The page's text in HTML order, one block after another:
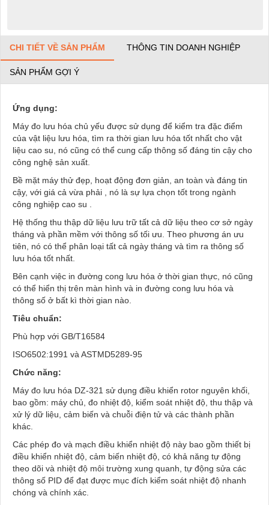
CHI TIẾT VỀ SẢN PHẨM THÔNG TIN DOANH NGHIỆP
SẢN PHẨM GỢI Ý
Ứng dụng:
Máy đo lưu hóa chủ yếu được sử dụng để kiểm tra đặc điểm
của vật liệu lưu hóa, tìm ra thời gian lưu hóa tốt nhất cho vật
liệu cao su, nó cũng có thể cung cấp thông số đáng tin cậy cho
công nghệ sản xuất.
Bề mặt máy thử đẹp, hoạt động đơn giản, an toàn và đáng tin
cậy, với giá cả vừa phải , nó là sự lựa chọn tốt trong ngành
công nghiệp cao su .
Hệ thống thu thập dữ liệu lưu trữ tất cả dữ liệu theo cơ sở ngày
tháng và phần mềm với thông số tối ưu. Theo phương án ưu
tiên, nó có thể phân loại tất cả ngày tháng và tìm ra thông số
lưu hóa tốt nhất.
Bên cạnh việc in đường cong lưu hóa ở thời gian thực, nó cũng
có thể hiển thị trên màn hình và in đường cong lưu hóa và
thông số ở bất kì thời gian nào.
Tiêu chuẩn:
Phù hợp với GB/T16584
ISO6502:1991 và ASTMD5289-95
Chức năng:
Máy đo lưu hóa DZ-321 sử dụng điều khiển rotor nguyên khối,
bao gồm: máy chủ, đo nhiệt độ, kiểm soát nhiệt độ, thu thập và
xử lý dữ liệu, cảm biến và chuỗi điện tử và các thành phần
khác.
Các phép đo và mạch điều khiển nhiệt độ này bao gồm thiết bị
điều khiển nhiệt độ, cảm biến nhiệt độ, có khả năng tự động
theo dõi và nhiệt độ môi trường xung quanh, tự động sửa các
thông số PID để đạt được mục đích kiểm soát nhiệt độ nhanh
chóng và chính xác.